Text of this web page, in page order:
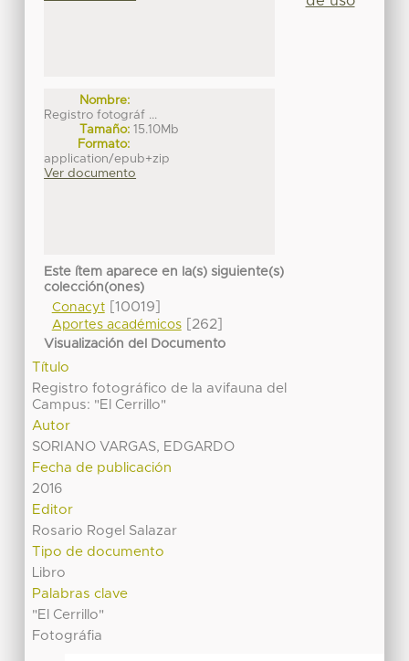
Nombre:
Registro fotográf ...
Tamaño: 15.10Mb
Formato:
application/epub+zip
Ver documento
Este ítem aparece en la(s) siguiente(s)
colección(ones)
Conacyt[10019]
Aportes académicos[262]
Visualización del Documento
Título
Registro fotográfico de la avifauna del
Campus: "El Cerrillo"
Autor
SORIANO VARGAS, EDGARDO
Fecha de publicación
2016
Editor
Rosario Rogel Salazar
Tipo de documento
Libro
Palabras clave
"El Cerrillo"
Fotográfia